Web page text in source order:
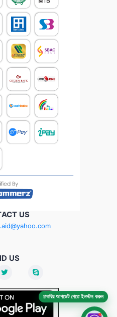
US
US
চাকরির আপডেট পেতে ইনস্টল করুন